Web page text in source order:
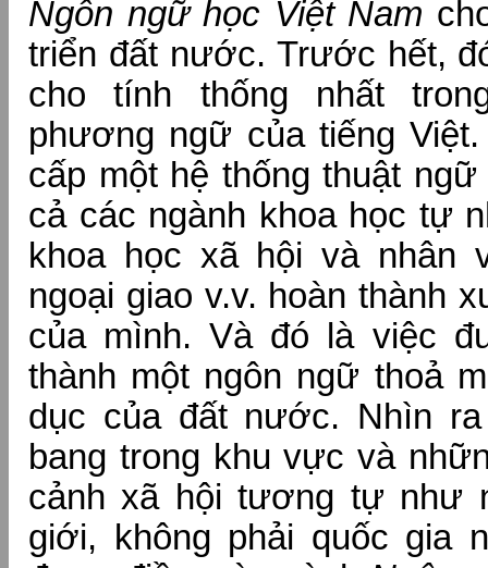
Ngôn ngữ học Việt Nam
triển đất nước. Trước hết,
cho tính thống nhất
phương ngữ của tiếng
cấp một hệ thống thuật
cả các ngành khoa học tự
khoa học xã hội và nhân
ngoại giao v.v. hoàn thành
của mình. Và đó là việc
thành một ngôn ngữ thoả
dục của đất nước. Nhìn
bang trong khu vực và
cảnh xã hội tương tự như
giới, không phải quốc gia